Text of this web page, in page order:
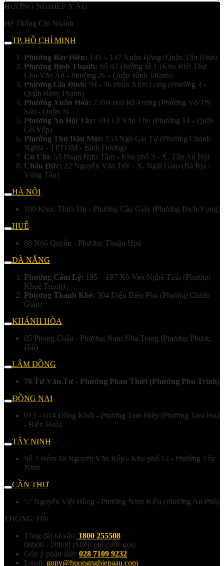
HƯỚNG NGHIỆP Á ÂU
Hệ Thống Chi Nhánh
TP. HỒ CHÍ MINH
Phường Bảy Hiền: 145 – 147 Xuân Hồng (Quận Tân Bình)
Phường Bình Thạnh: Số 02 Đường số 1 (Khu Biệt Thự
Chu Văn An - Phường 26 - Quận Bình Thạnh)
Phường Gia Định: 94 - 96 Phan Xích Long (Phường 3 -
Quận Bình Thạnh)
Phường Xuân Hoà: 259B Hai Bà Trưng (Phường Võ Thị
Sáu - Quận 3)
Phường An Hội Tây: 593 Lê Văn Thọ (Phường 14 - Quận
Gò Vấp)
Phường Thủ Dầu Một: 153 Ngô Gia Tự (Phường Chánh
Nghĩa - TPTDM - Bình Dương)
Củ Chi: 53 Phạm Hữu Tâm - Khu phố 3 - X. Tân An Hội
Châu Đức: 22 Nguyễn Văn Trỗi - X. Ngãi Giao (Bà Rịa -
Vũng Tàu)
HÀ NỘI
100 Khúc Thừa Dụ - Phường Cầu Giấy (Phường Dịch Vọng)
HUẾ
88 Ngô Quyền - Phường Thuận Hoá
ĐÀ NẴNG
Phường Cẩm Lệ: 195 – 197 Xô Viết Nghệ Tĩnh (Phường
Khuê Trung)
Phường Thanh Khê: 304 Điện Biên Phủ (Phường Chính
Gián)
KHÁNH HÒA
05 Phong Châu - Phường Nam Nha Trang (Phường Phước
Hải)
LÂM ĐỒNG
78 Từ Văn Tư - Phường Phan Thiết (Phường Phú Trinh)
ĐỒNG NAI
013 – 014 Đồng Khởi - Phường Tam Hiệp (Phường Tam Hoà
- Biên Hoà)
TÂY NINH
Số 7 Hẻm 18 Nguyễn Văn Rốp - Khu phố 12 - Phường Tây
Ninh
CẦN THƠ
57 Nguyễn Việt Hồng - Phường Ninh Kiều (Phường An Phú)
THÔNG TIN
Tổng đài tư vấn: 1800 255508
08h00 - 20h00 (Miễn phí cước gọi)
Góp ý phản ánh: 028 7109 9232
Email: gopy@huongnghiepaau.com